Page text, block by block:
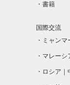
・書籍
国際交流
・ミャンマ
・マレーシ
・ロシア｜